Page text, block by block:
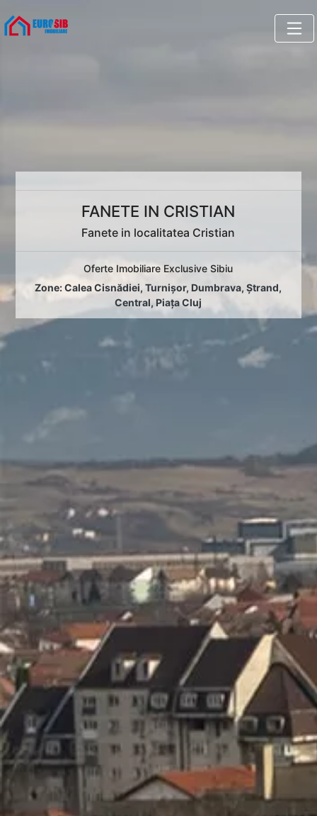
FANETE IN CRISTIAN
Fanete in localitatea Cristian
Oferte Imobiliare Exclusive Sibiu
Zone:Calea Cisnădiei,Turnișor, Dumbrava,Ștrand,
Central,Piața Cluj